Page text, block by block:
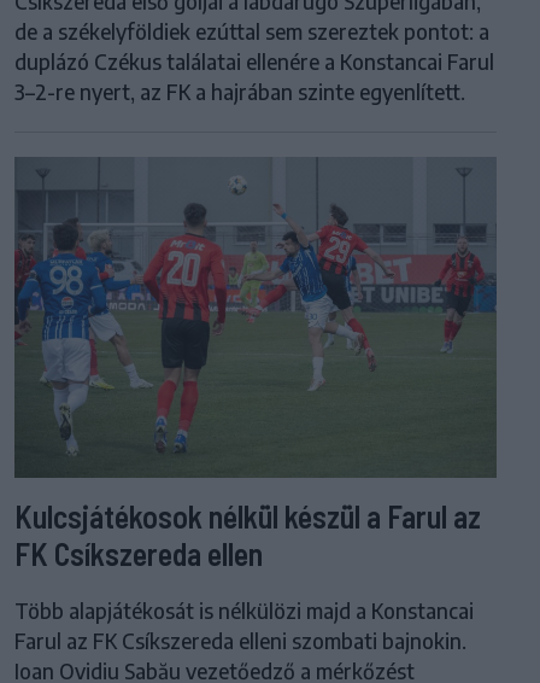
de a székelyföldiek ezúttal sem szereztek pontot: a
duplázó Czékus találatai ellenére a Konstancai Farul
3–2-re nyert, az FK a hajrában szinte egyenlített.
Kulcsjátékosok nélkül készül a Farul az
FK Csíkszereda ellen
Több alapjátékosát is nélkülözi majd a Konstancai
Farul az FK Csíkszereda elleni szombati bajnokin.
Ioan Ovidiu Sabău vezetőedző a mérkőzést